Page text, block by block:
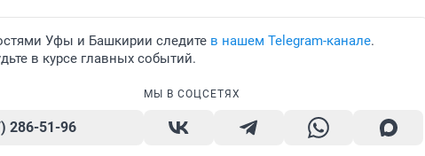
Уфы и Башкирии следите в нашем Telegram-канале.
в курсе главных событий.
286-51-96
МЫ В СОЦСЕТЯХ